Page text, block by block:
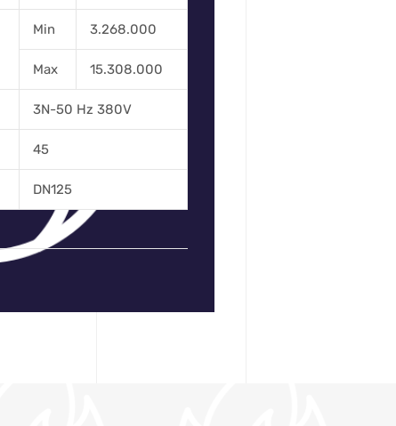
Min 3.268.000
Max 15.308.000
3N-50 Hz 380V
45
DN125